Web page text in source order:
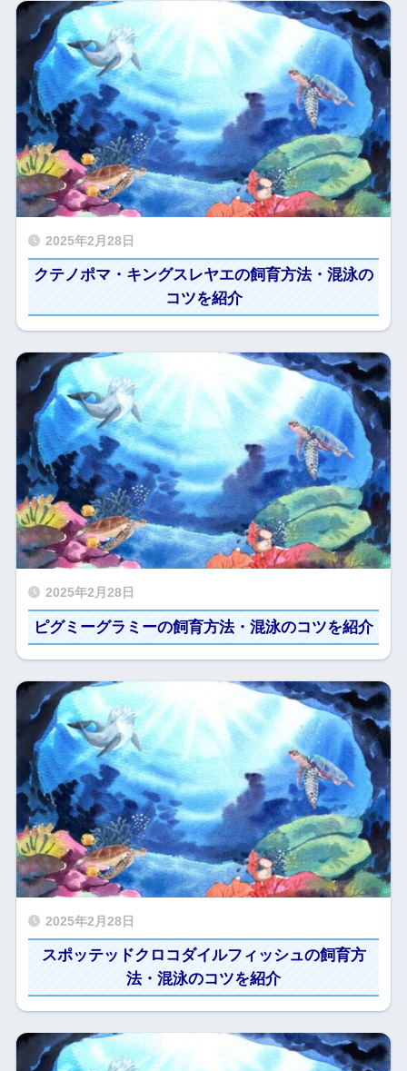
2025年2月28日
クテノポマ・キングスレヤエの飼育方法・混泳の
コツを紹介
2025年2月28日
ピグミーグラミーの飼育方法・混泳のコツを紹介
2025年2月28日
スポッテッドクロコダイルフィッシュの飼育方
法・混泳のコツを紹介